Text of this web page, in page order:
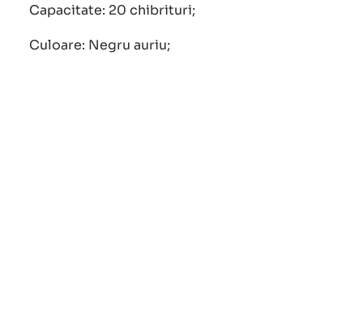
Capacitate: 20 chibrituri;
Culoare: Negru auriu;